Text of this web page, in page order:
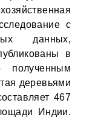
с
данных,
в
полученным
деревьями
467
Индии.